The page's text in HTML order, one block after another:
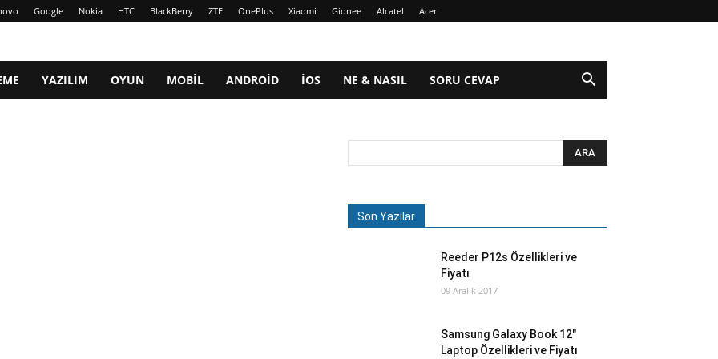
Google Nokia HTC BlackBerry ZTE OnePlus Xiaomi Gionee Alcatel Acer
YAZILIM OYUN MOBIL ANDROID IOS NE & NASIL SORU CEVAP
Son Yazılar
Reeder P12s Özellikleri ve
Fiyatı
09 Aralık 2017
Samsung Galaxy Book 12″
Laptop Özellikleri ve Fiyatı